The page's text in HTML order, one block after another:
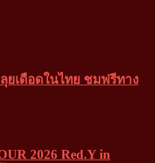
เดือดในไทย ชมฟรีทาง
2026 Red.Y in